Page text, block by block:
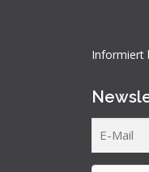
Informiert